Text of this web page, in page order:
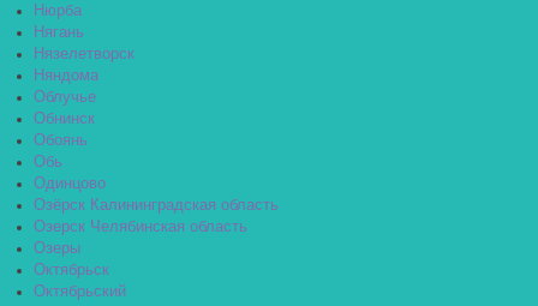
Нюрба
Нягань
Нязелетворск
Няндома
Облучье
Обнинск
Обоянь
Обь
Одинцово
Озёрск Калининградская область
Озерск Челябинская область
Озеры
Октябрьск
Октябрьский